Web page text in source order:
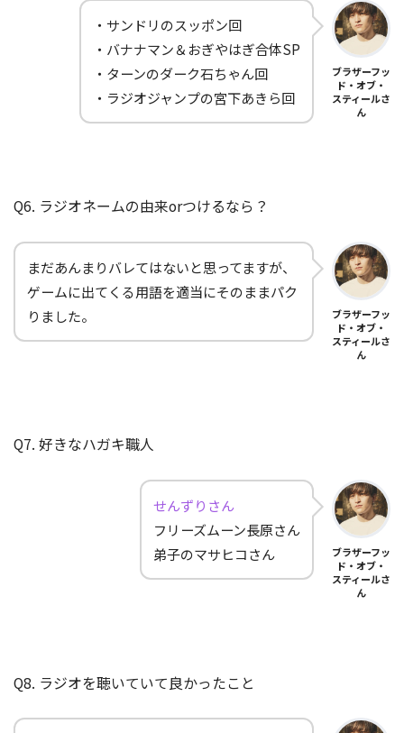
・サンドリのスッポン回
・バナナマン＆おぎやはぎ合体SP
・ターンのダーク石ちゃん回
・ラジオジャンプの宮下あきら回
ブラザーフッ
ド・オブ・
スティールさ
ん
Q6. ラジオネームの由来orつけるなら？
まだあんまりバレてはないと思ってますが、
ゲームに出てくる用語を適当にそのままパク
りました。
ブラザーフッ
ド・オブ・
スティールさ
ん
Q7. 好きなハガキ職人
せんずりさん
フリーズムーン長原さん
弟子のマサヒコさん
ブラザーフッ
ド・オブ・
スティールさ
ん
Q8. ラジオを聴いていて良かったこと